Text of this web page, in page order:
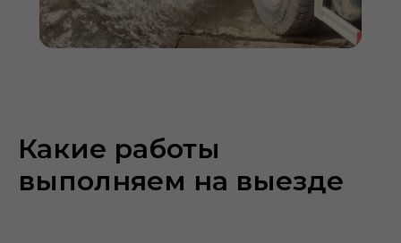
Какие работы
выполняем на выезде